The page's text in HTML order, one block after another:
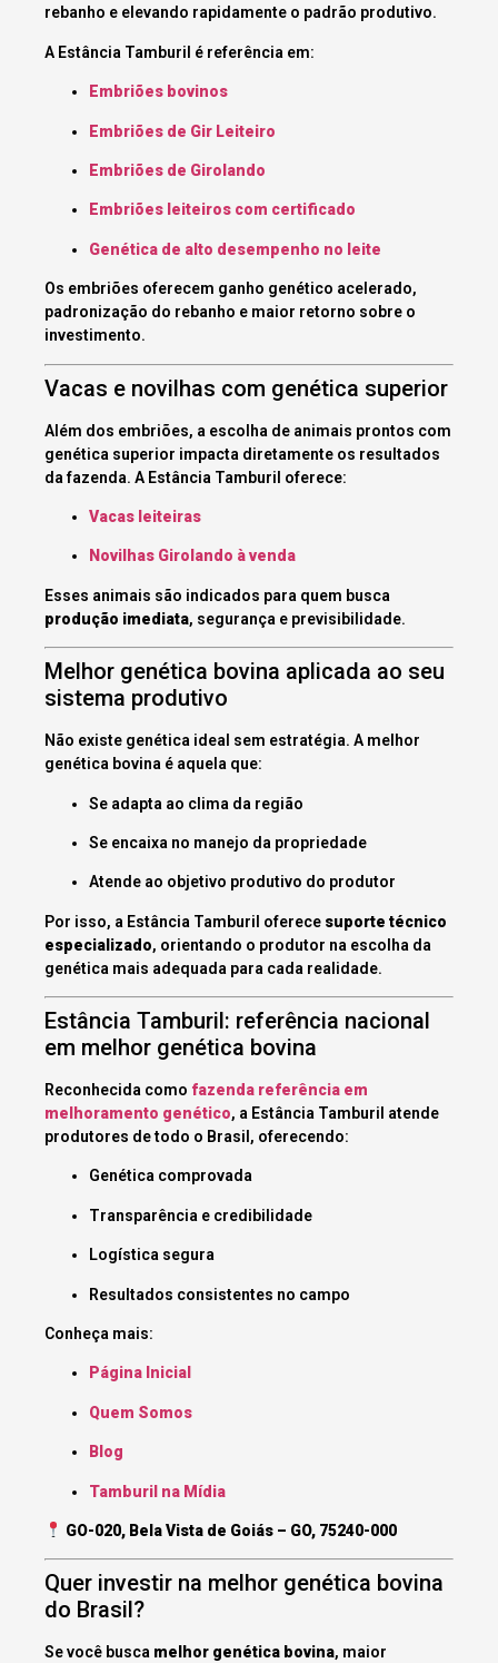
rebanho e elevando rapidamente o padrão produtivo.
A Estância Tamburil é referência em:
Embriões bovinos
Embriões de Gir Leiteiro
Embriões de Girolando
Embriões leiteiros com certificado
Genética de alto desempenho no leite
Os embriões oferecem ganho genético acelerado,
padronização do rebanho e maior retorno sobre o
investimento.
Vacas e novilhas com genética superior
Além dos embriões, a escolha de animais prontos com
genética superior impacta diretamente os resultados
da fazenda. A Estância Tamburil oferece:
Vacas leiteiras
Novilhas Girolando à venda
Esses animais são indicados para quem busca
produção imediata, segurança e previsibilidade.
Melhor genética bovina aplicada ao seu
sistema produtivo
Não existe genética ideal sem estratégia. A melhor
genética bovina é aquela que:
Se adapta ao clima da região
Se encaixa no manejo da propriedade
Atende ao objetivo produtivo do produtor
Por isso, a Estância Tamburil oferece suporte técnico
especializado, orientando o produtor na escolha da
genética mais adequada para cada realidade.
Estância Tamburil: referência nacional
em melhor genética bovina
Reconhecida como fazenda referência em
melhoramento genético, a Estância Tamburil atende
produtores de todo o Brasil, oferecendo:
Genética comprovada
Transparência e credibilidade
Logística segura
Resultados consistentes no campo
Conheça mais:
Página Inicial
Quem Somos
Blog
Tamburil na Mídia
GO-020, Bela Vista de Goiás – GO, 75240-000
Quer investir na melhor genética bovina
do Brasil?
Se você busca melhor genética bovina, maior